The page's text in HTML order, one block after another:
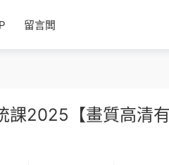
留言闆
2025【畫質高清有